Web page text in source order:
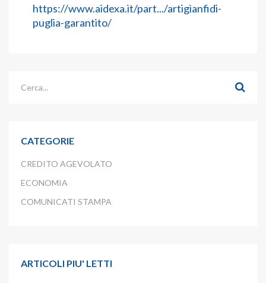
https://www.aidexa.it/part.../artigianfidi-
puglia-garantito/
CATEGORIE
CREDITO AGEVOLATO
ECONOMIA
COMUNICATI STAMPA
ARTICOLI PIU' LETTI